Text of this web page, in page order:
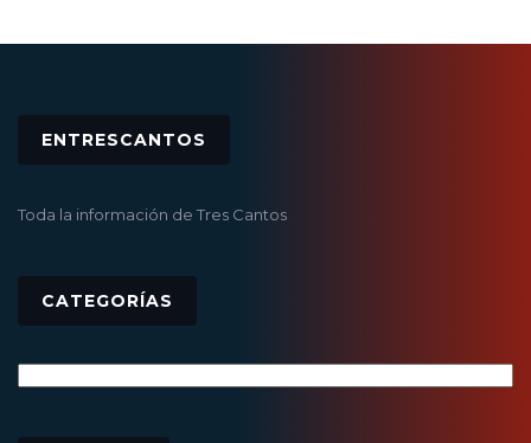
ENTRESCANTOS
Toda la información de Tres Cantos
CATEGORÍAS